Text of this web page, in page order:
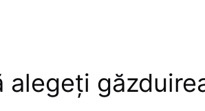
alegeți